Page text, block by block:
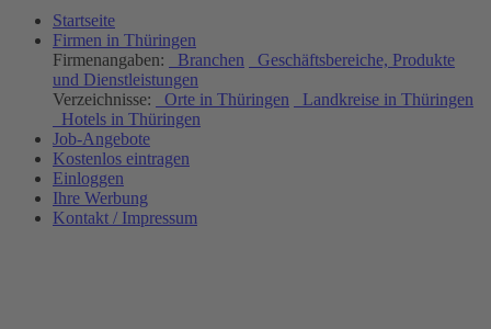
Startseite
Firmen in Thüringen
Firmenangaben:
Branchen
Geschäftsbereiche, Produkte
und Dienstleistungen
Verzeichnisse:
Orte in Thüringen
Landkreise in Thüringen
Hotels in Thüringen
Job-Angebote
Kostenlos eintragen
Einloggen
Ihre Werbung
Kontakt / Impressum